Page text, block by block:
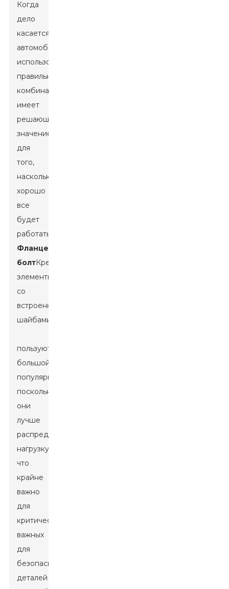
Когда
дело
касается
автомобилей,
использование
правильной
комбинации
имеет
решающее
значение
для
того,
насколько
хорошо
все
будет
работать.
Фланцевый
болтКрепежные
элементы
со
встроенными
шайбами
пользуются
большой
популярностью,
поскольку
они
лучше
распределяют
нагрузку,
что
крайне
важно
для
критически
важных
для
безопасности
деталей